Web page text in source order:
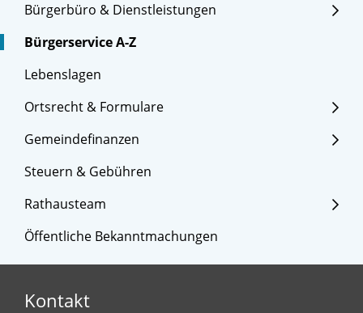
Bürgerbüro & Dienstleistungen
Bürgerservice A-Z
Lebenslagen
Ortsrecht & Formulare
Gemeindefinanzen
Steuern & Gebühren
Rathausteam
Öffentliche Bekanntmachungen
Kontakt